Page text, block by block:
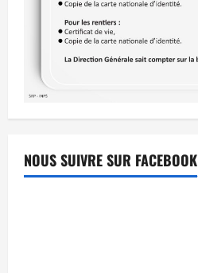
NOUS SUIVRE SUR FACEBOOK